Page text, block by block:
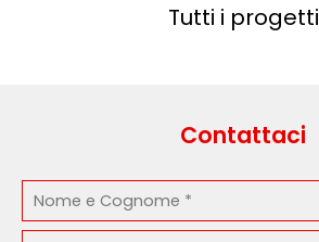
Tutti i progetti
Contattaci